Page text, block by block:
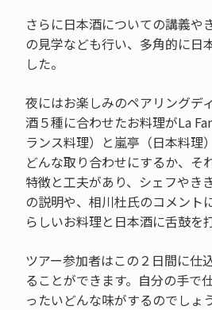
さらに日本酒についての講義や
の見学なども行い、多角的に日
した。
夜にはお楽しみのペアリングデ
酒５種に合わせたお料理がLa
ランス料理）と嵐亭（日本料理
どんな取り合わせにするか、そ
特徴と工夫があり、シェフやき
の説明や、相川杜氏のコメント
らしいお料理と日本酒に舌鼓を
ツアー参加者はこの２日間に仕
ることができます。自分の手で
ったいどんな味がするのでしょ